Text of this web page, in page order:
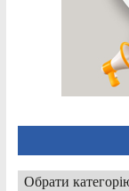
Категорії